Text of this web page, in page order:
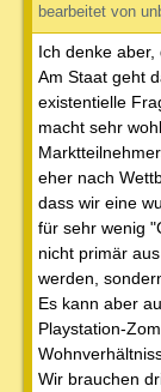
bearbeitet von
Ich denke aber,
Am Staat geht
existentielle
macht sehr
eher nach
dass wir eine
für sehr wenig
nicht primär
werden,
Es kann aber
Playstation-
Wir brauchen